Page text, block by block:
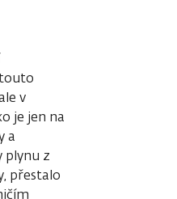
v
je jen na
a
plynu z
přestalo